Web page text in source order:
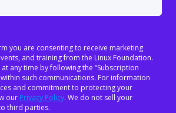
you are consenting to receive marketing
and training from the Linux Foundation.
any time by following the “Subscription
such communications. For information
and commitment to protecting your
our Privacy Policy. We do not sell your
third parties.